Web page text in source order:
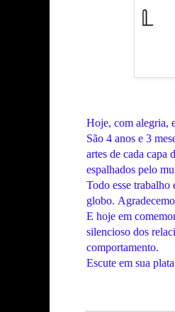
Hoje, com alegria,
São 4 anos e 3
artes de cada capa
espalhados pelo
Todo esse trabalho
globo.
E hoje em
silencioso dos
comportamento.
Escute em sua